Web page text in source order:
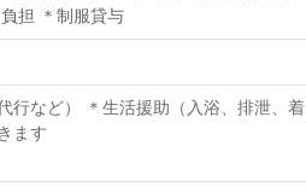
担 ＊制服貸与
行など） ＊生活援助（入浴、排泄、着
ます